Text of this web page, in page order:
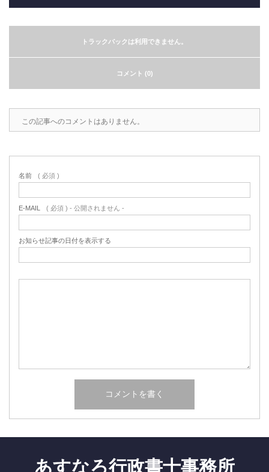
トラックバックは利用できません。
コメント (0)
この記事へのコメントはありません。
名前 ( 必須 )
E-MAIL ( 必須 ) - 公開されません -
お知らせ記事の日付を表示する
あすなろ行政書士事務所